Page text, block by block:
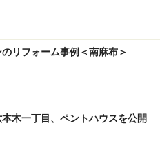
リフォーム事例＜南麻布＞
木一丁目、ペントハウスを公開